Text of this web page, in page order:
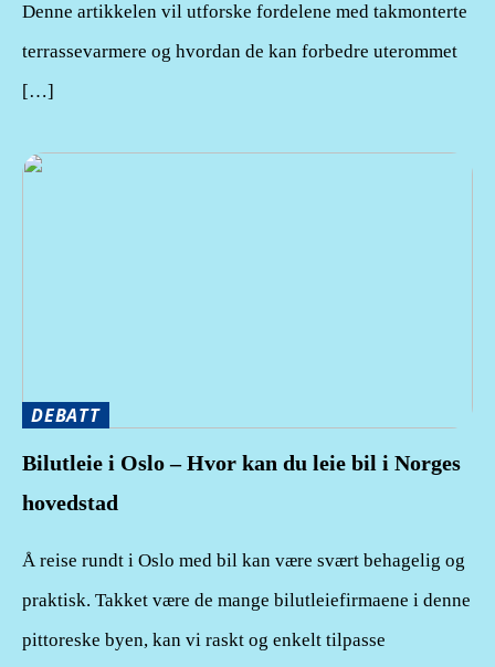
Denne artikkelen vil utforske fordelene med takmonterte
terrassevarmere og hvordan de kan forbedre uterommet
[…]
DEBATT
Bilutleie i Oslo – Hvor kan du leie bil i Norges
hovedstad
Å reise rundt i Oslo med bil kan være svært behagelig og
praktisk. Takket være de mange bilutleiefirmaene i denne
pittoreske byen, kan vi raskt og enkelt tilpasse